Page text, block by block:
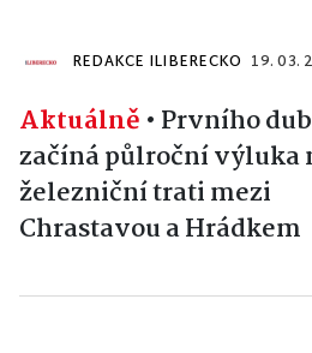
REDAKCE ILIBERECKO 19. 03.
Aktuálně • Prvního
začíná půlroční výluka
železniční trati mezi
Chrastavou a Hrádkem